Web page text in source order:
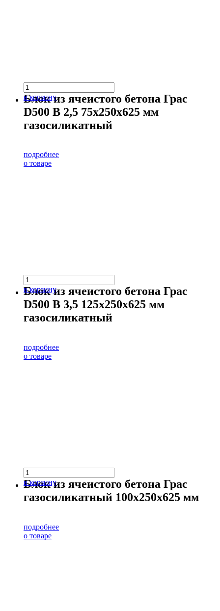
в корзину
Блок из ячеистого бетона Грас
D500 В 2,5 75х250х625 мм
газосиликатный
подробнее
о товаре
в корзину
Блок из ячеистого бетона Грас
D500 В 3,5 125х250х625 мм
газосиликатный
подробнее
о товаре
в корзину
Блок из ячеистого бетона Грас
газосиликатный 100х250х625 мм
подробнее
о товаре